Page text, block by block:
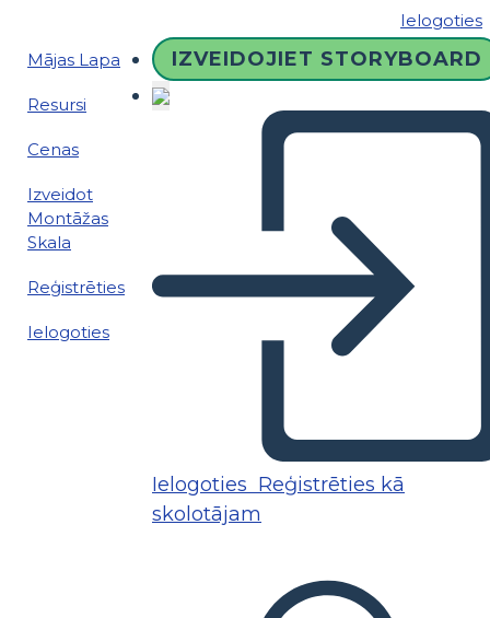
Ielogoties
Mājas Lapa
Resursi
Cenas
Izveidot
Montāžas
Skala
Reģistrēties
Ielogoties
IZVEIDOJIET STORYBOARD
Ielogoties Reģistrēties kā
skolotājam